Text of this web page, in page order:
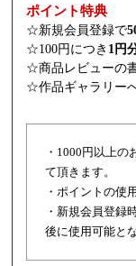
ポイント特典
☆新規会員登録で
☆100円につき 1円
☆商品レビューの
☆作品ギャラリー
・1000円以上
て頂きます。
・ポイントの使
・新規会員登録
後に使用可能と